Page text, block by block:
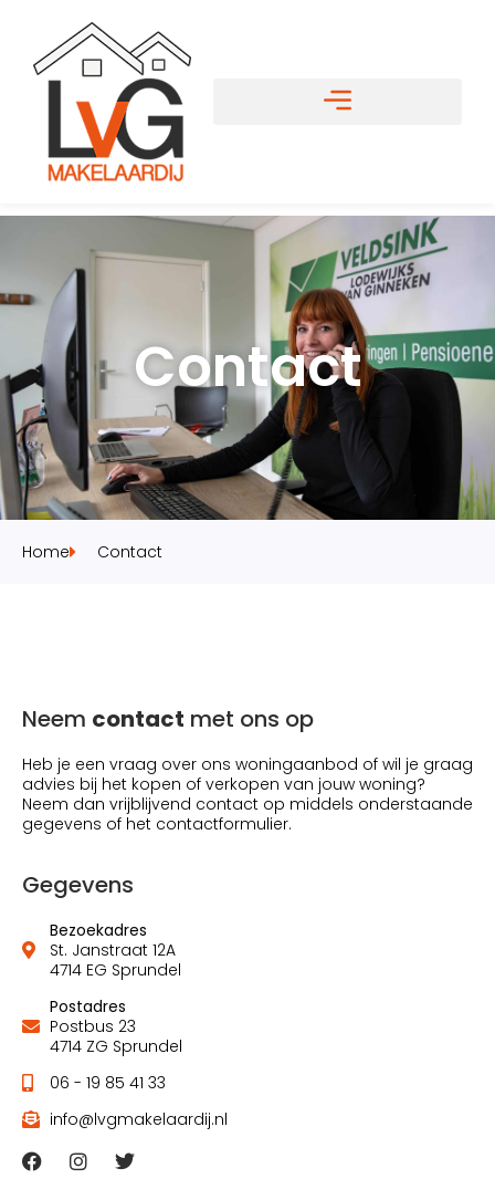
Contact
Home Contact
Neem contact met ons op
Heb je een vraag over ons woningaanbod of wil je graag
advies bij het kopen of verkopen van jouw woning?
Neem dan vrijblijvend contact op middels onderstaande
gegevens of het contactformulier.
Gegevens
Bezoekadres
St. Janstraat 12A
4714 EG Sprundel
Postadres
Postbus 23
4714 ZG Sprundel
06 - 19 85 41 33
info@lvgmakelaardij.nl